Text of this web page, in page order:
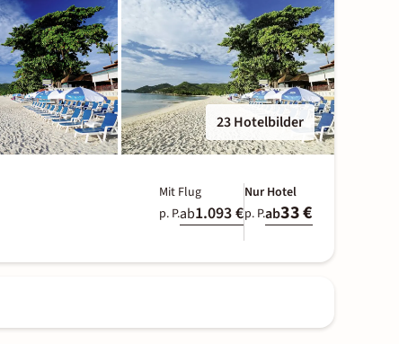
23 Hotelbilder
Mit Flug
p. P.ab1.093 €
Nur Hotel
p. P.ab33 €